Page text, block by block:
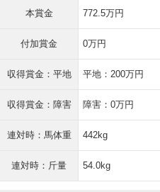
本賞金 772.5万円
付加賞金 0万円
収得賞金：平地 平地：200万円
収得賞金：障害 障害：0万円
連対時：馬体重 442kg
連対時：斤量 54.0kg